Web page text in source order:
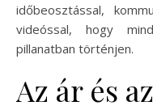
időbeosztással,
videóssal, hogy
pillanatban történjen.
Az ár és